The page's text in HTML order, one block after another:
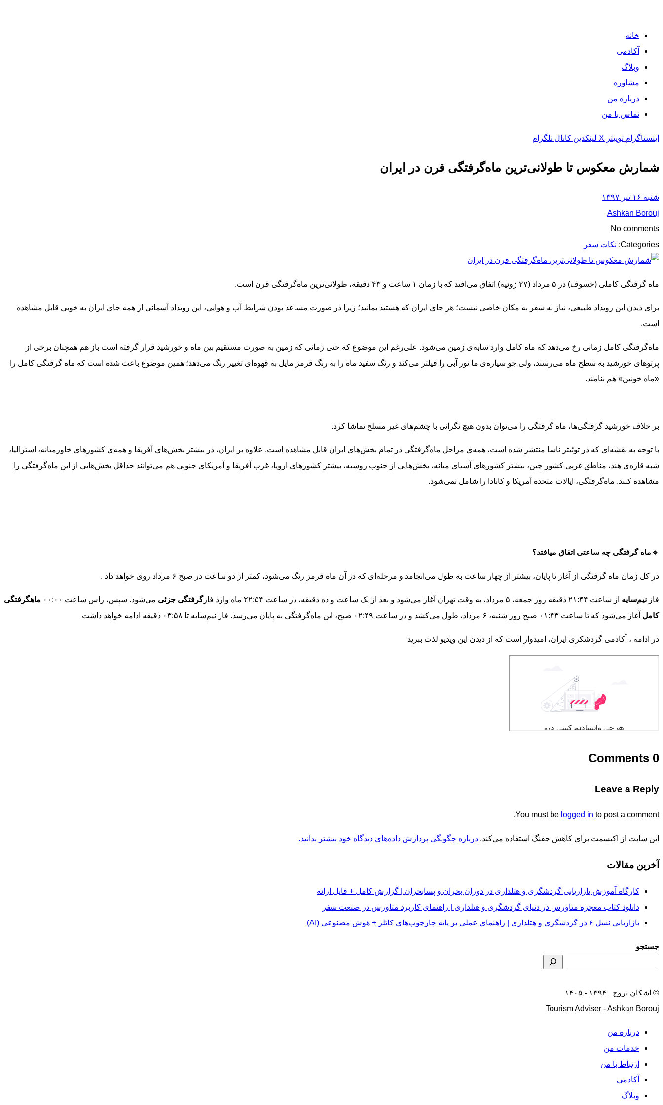
خانه
آکادمی
وبلاگ
مشاوره
درباره من
تماس با من
اینستاگرام توییتر X لینکدین کانال تلگرام
شمارش معکوس تا طولانی‌ترین ماه‌گرفتگی قرن در ایران
شنبه ۱۶ تیر ۱۳۹۷
Ashkan Borouj
No comments
Categories: نکات سفر
ماه گرفتگی کاملی (خسوف) در ۵ مرداد (۲۷ ژوئیه) اتفاق می‌افتد که با زمان ۱ ساعت و ۴۳ دقیقه، طولانی‌ترین ماه‌گرفتگی قرن است.
برای دیدن این رویداد طبیعی، نیاز به سفر به مکان خاصی نیست؛ هر جای ایران که هستید بمانید؛ زیرا در صورت مساعد بودن شرایط آب و هوایی، این رویداد آسمانی از همه جای ایران به خوبی قابل مشاهده
است.
ماه‌گرفتگی کامل زمانی رخ می‌دهد که ماه کامل وارد سایه‌ی زمین می‌شود. علی‌رغم این موضوع که حتی زمانی که زمین به صورت مستقیم بین ماه و خورشید قرار گرفته است باز هم همچنان برخی از
پرتوهای خورشید به سطح ماه می‌رسند، ولی جو سیاره‌ی ما نور آبی را فیلتر می‌کند و رنگ سفید ماه را به رنگ قرمز مایل به قهوه‌ای تغییر رنگ می‌دهد؛ همین موضوع باعث شده است که ماه گرفتگی کامل را
«ماه خونین» هم بنامند.
بر خلاف خورشید گرفتگی‌ها، ماه گرفتگی را می‌توان بدون هیچ نگرانی با چشم‌های غیر مسلح تماشا کرد.
با توجه به نقشه‌ای که در توئیتر ناسا منتشر شده است، همه‌ی مراحل ماه‌گرفتگی در تمام بخش‌های ایران قابل مشاهده است. علاوه بر ایران، در بیشتر بخش‌های آفریقا و همه‌ی کشورهای خاورمیانه، استرالیا،
شبه قاره‌ی هند، مناطق غربی کشور چین، بیشتر کشورهای آسیای میانه، بخش‌هایی از جنوب روسیه، بیشتر کشورهای اروپا، غرب آفریقا و آمریکای جنوبی هم می‌توانند حداقل بخش‌هایی از این ماه‌گرفتگی را
مشاهده کنند. ماه‌گرفتگی، ایالات متحده آمریکا و کانادا را شامل نمی‌شود.
🔹ماه گرفتگی چه ساعتی اتفاق میافتد؟
در کل زمان ماه گرفتگی از آغاز تا پایان، بیشتر از چهار ساعت به طول می‌انجامد و مرحله‌ای که در آن ماه قرمز رنگ می‌شود، کمتر از دو ساعت در صبح ۶ مرداد روی خواهد داد .
فاز ‌نیم‌سایه از ساعت ۲۱:۴۴ دقیقه روز جمعه، ۵ مرداد، به وقت تهران آغاز می‌شود و بعد از یک ساعت و ده دقیقه، در ساعت ۲۲:۵۴ ماه وارد فاز گرفتگی جزئی می‌شود. سپس، راس ساعت ۰۰:۰۰ ماهگرفتگی
کامل آغاز می‌شود که تا ساعت ۰۱:۴۳ صبح روز شنبه، ۶ مرداد، طول می‌کشد و در ساعت ۰۲:۴۹ صبح، این ماه‌گرفتگی به پایان می‌رسد. فاز نیم‌سایه تا ۰۳:۵۸ دقیقه ادامه خواهد داشت
در ادامه ، آکادمی گردشکری ایران، امیدوار است که از دیدن این ویدیو لذت ببرید
0 Comments
Leave a Reply
You must be logged in to post a comment.
این سایت از اکیسمت برای کاهش جفنگ استفاده می‌کند. درباره چگونگی پردازش داده‌های دیدگاه خود بیشتر بدانید.
آخرین مقالات
کارگاه آموزش بازاریابی گردشگری و هتلداری در دوران بحران و پسابحران | گزارش کامل + فایل ارائه
دانلود کتاب معجزه متاورس در دنیای گردشگری و هتلداری | راهنمای کاربرد متاورس در صنعت سفر
بازاریابی نسل ۶ در گردشگری و هتلداری | راهنمای عملی بر پایه چارچوب‌های کاتلر + هوش مصنوعی (AI)
جستجو
© اشکان بروج . ۱۳۹۴ - ۱۴۰۵
Tourism Adviser - Ashkan Borouj
درباره من
خدمات من
ارتباط با من
آکادمی
وبلاگ